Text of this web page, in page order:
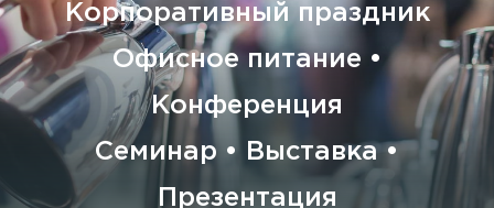
Корпоративный праздник
Офисное питание •
Конференция
Семинар • Выставка •
Презентация